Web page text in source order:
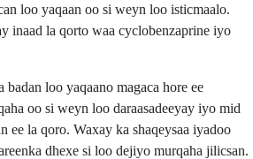
loo yaqaan oo si weyn loo isticmaalo.
inaad la qorto waa cyclobenzaprine iyo
badan loo yaqaano magaca hore ee
oo si weyn loo daraasadeeyay iyo mid
ee la qoro. Waxay ka shaqeysaa iyadoo
dhexe si loo dejiyo murqaha jilicsan.